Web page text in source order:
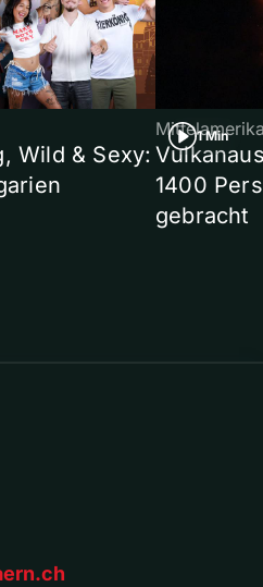
Wild & Sexy:
1 Min
1400
gebracht